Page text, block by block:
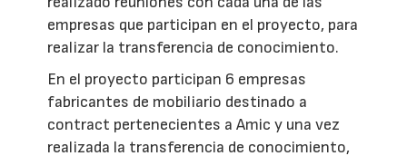
empresas que participan en el proyecto, para
realizar la transferencia de conocimiento.
En el proyecto participan 6 empresas
fabricantes de mobiliario destinado a
contract pertenecientes a Amic y una vez
realizada la transferencia de conocimiento,